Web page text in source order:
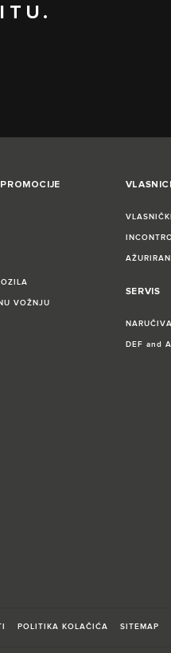
VOŽNJU
VLASNICI
SERVIS
DEF and
POLITIKA KOLAČIĆA SITEMAP